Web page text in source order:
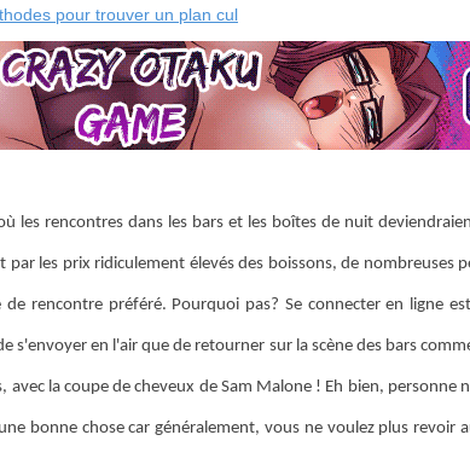
pour trouver un plan cul
les rencontres dans les bars et les boîtes de nuit
par les prix ridiculement élevés des boissons, de nombreuses
rencontre préféré. Pourquoi pas? Se connecter en ligne
s'envoyer en l'air que de retourner sur la scène des bars
la coupe de cheveux de Sam Malone ! Eh bien, personne
bonne chose car généralement, vous ne voulez plus revoir